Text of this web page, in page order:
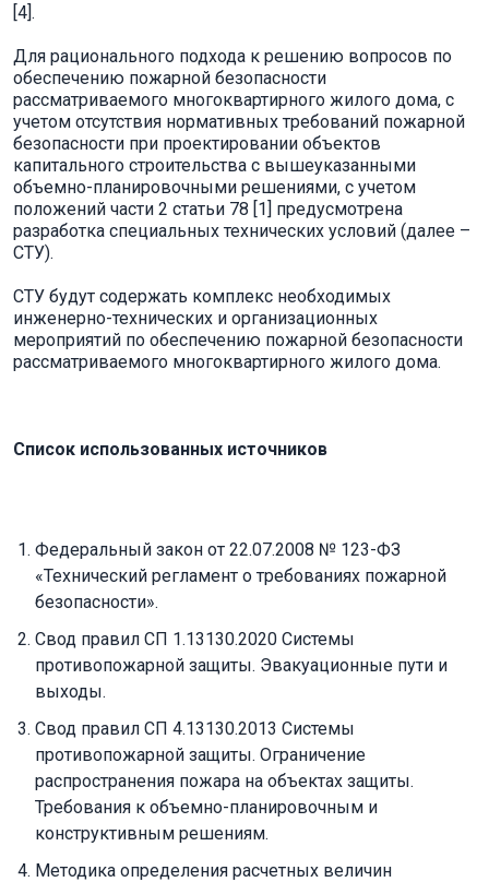
[4].
Для рационального подхода к решению вопросов по
обеспечению пожарной безопасности
рассматриваемого многоквартирного жилого дома, с
учетом отсутствия нормативных требований пожарной
безопасности при проектировании объектов
капитального строительства с вышеуказанными
объемно-планировочными решениями, с учетом
положений части 2 статьи 78 [1] предусмотрена
разработка специальных технических условий (далее –
СТУ).
СТУ будут содержать комплекс необходимых
инженерно-технических и организационных
мероприятий по обеспечению пожарной безопасности
рассматриваемого многоквартирного жилого дома.
Список использованных источников
Федеральный закон от 22.07.2008 № 123-ФЗ
«Технический регламент о требованиях пожарной
безопасности».
Свод правил СП 1.13130.2020 Системы
противопожарной защиты. Эвакуационные пути и
выходы.
Свод правил СП 4.13130.2013 Системы
противопожарной защиты. Ограничение
распространения пожара на объектах защиты.
Требования к объемно-планировочным и
конструктивным решениям.
Методика определения расчетных величин